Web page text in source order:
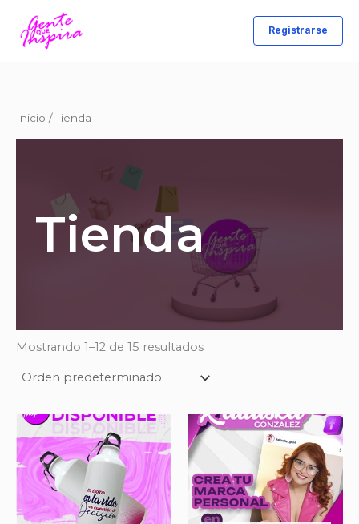
contenido
Registrarse
Inicio / Tienda
Tienda
Mostrando 1–12 de 15 resultados